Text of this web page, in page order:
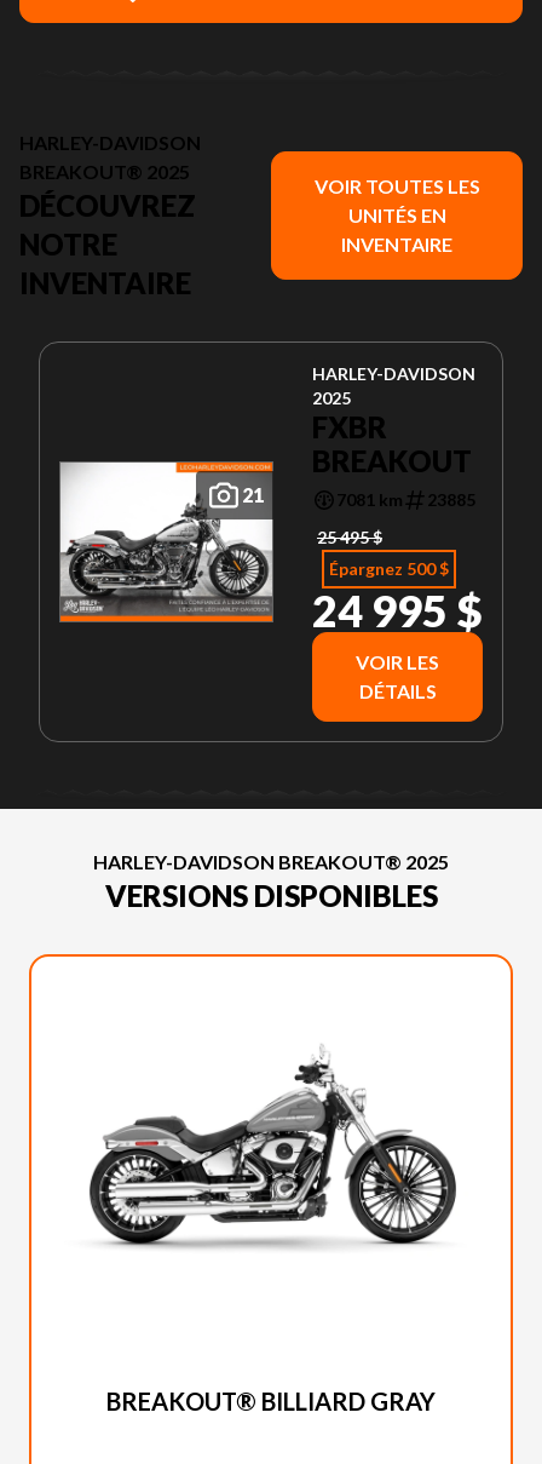
HARLEY-DAVIDSON
BREAKOUT® 2025
DÉCOUVREZ
NOTRE
INVENTAIRE
VOIR TOUTES LES
UNITÉS EN
INVENTAIRE
21
HARLEY-DAVIDSON
2025
FXBR
BREAKOUT
7081 km
23885
25 495 $
Épargnez 500 $
24 995 $
VOIR LES
DÉTAILS
HARLEY-DAVIDSON BREAKOUT® 2025
VERSIONS DISPONIBLES
BREAKOUT® BILLIARD GRAY